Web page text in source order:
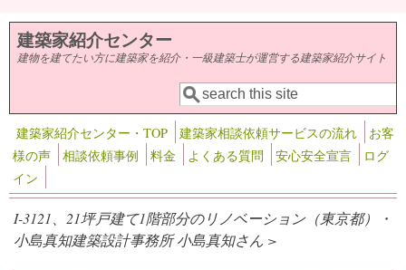
メインコンテンツに移動
建築家紹介センター
建物を建てたい方に建築家を紹介・一級建築士が運営する建築家紹介サイト
検索フォーム
検索
建築家紹介センター・TOP 建築家相談依頼サービスの流れ
お客
様の声
相談依頼事例 料金 よくある質問 安心安全宣言
ログ
イン
I-3121、21坪戸建て1階部分のリノベーション（東京都）・
小島真知建築設計事務所 小島真知さん >